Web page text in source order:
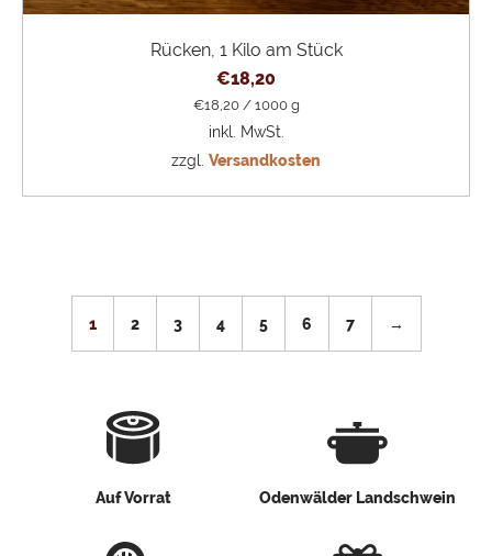
Rücken, 1 Kilo am Stück
€18,20
€18,20/ 1000 g
inkl. MwSt.
zzgl. Versandkosten
1 2 3 4 5 6 7 →
Auf Vorrat Odenwälder Landschwein